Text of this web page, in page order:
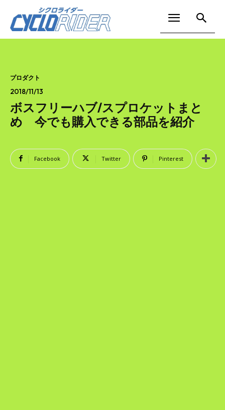
プロダクト
2018/11/13
ボスフリーハブ/スプロケットまと
め 今でも購入できる部品を紹介
Facebook Twitter Pinterest